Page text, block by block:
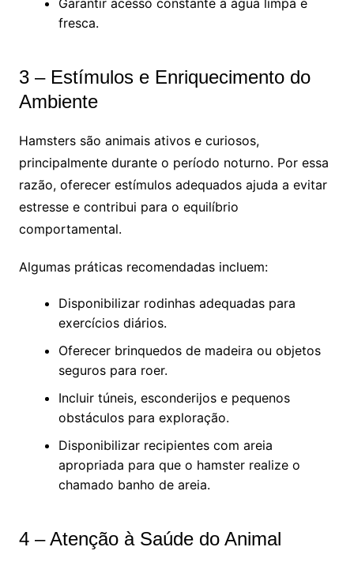
Garantir acesso constante a água limpa e
fresca.
3 – Estímulos e Enriquecimento do
Ambiente
Hamsters são animais ativos e curiosos,
principalmente durante o período noturno. Por essa
razão, oferecer estímulos adequados ajuda a evitar
estresse e contribui para o equilíbrio
comportamental.
Algumas práticas recomendadas incluem:
Disponibilizar rodinhas adequadas para
exercícios diários.
Oferecer brinquedos de madeira ou objetos
seguros para roer.
Incluir túneis, esconderijos e pequenos
obstáculos para exploração.
Disponibilizar recipientes com areia
apropriada para que o hamster realize o
chamado banho de areia.
4 – Atenção à Saúde do Animal